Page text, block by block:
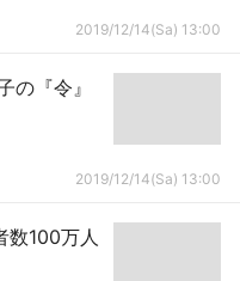
2019/12/14(Sa) 13:00
の『令』
2019/12/14(Sa) 13:00
数100万人